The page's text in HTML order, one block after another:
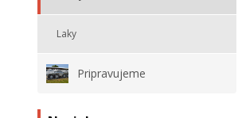
Laky
Pripravujeme